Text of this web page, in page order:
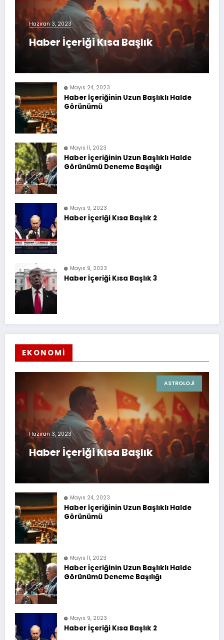
Haziran 3, 2023
Haber İçeriği Kısa Başlık
Mayıs 24, 2023
Haber İçeriğinin Uzun Başlıklı Halde
Görünümü
Mayıs 11, 2023
Haber İçeriğinin Uzun Başlıklı Halde
Görünümü Deneme Başılığı
Mayıs 9, 2023
Haber İçeriği Kısa Başlık 2
Mayıs 9, 2023
Haber İçeriği Kısa Başlık 3
EKONOMİ
ASTROLOJI
Haziran 3, 2023
Haber İçeriği Kısa Başlık
Mayıs 24, 2023
Haber İçeriğinin Uzun Başlıklı Halde
Görünümü
Mayıs 11, 2023
Haber İçeriğinin Uzun Başlıklı Halde
Görünümü Deneme Başılığı
Mayıs 9, 2023
Haber İçeriği Kısa Başlık 2